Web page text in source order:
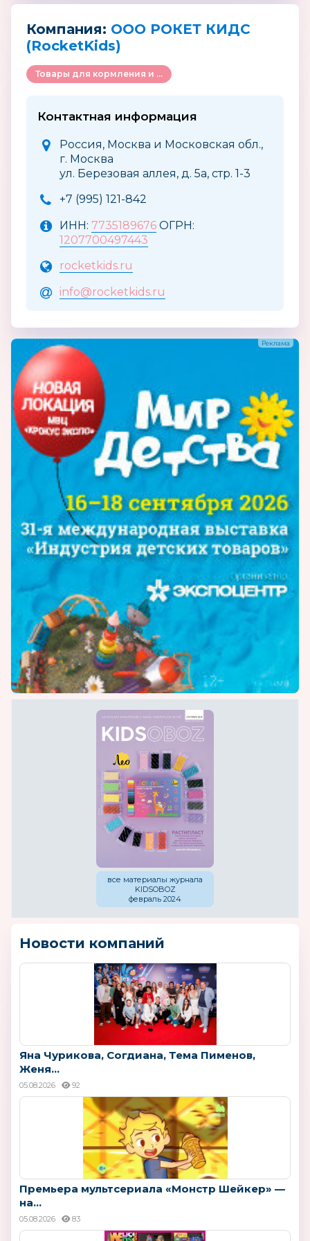
Компания: ООО РОКЕТ КИДС
(RocketKids)
Товары для кормления и ухода за ребенком
Контактная информация
Россия, Москва и Московская обл.,
г. Москва
ул. Березовая аллея, д. 5а, стр. 1-3
+7 (995) 121-842
ИНН: 7735189676 ОГРН:
1207700497443
rocketkids.ru
info@rocketkids.ru
все материалы журнала
KIDSOBOZ
февраль 2024
Новости компаний
Яна Чурикова, Согдиана, Тема Пименов,
Женя...
05.08.2026 92
Премьера мультсериала «Монстр Шейкер» —
на...
05.08.2026 83